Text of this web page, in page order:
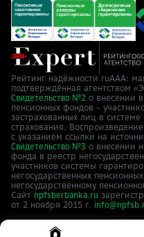
Рейтинг надёжности ruAAA:
подтверждённая агентством
Свидетельство №2 о внесении
пенсионных фондов -
застрахованных лиц в системе
страхования.
с указанием ссылки на
Свидетельство №3 о внесении
фонда в реестр
участников системы
негосударственных
негосударственному
Сайт npfsberbanka.ru
от 2 ноября 2015 г.